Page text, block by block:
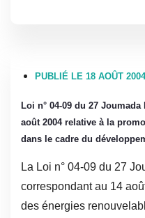
PUBLIÉ LE 18 AOÛT 2004
Loi n° 04-09 du 27
août 2004 relative à la
dans le cadre du
La Loi n° 04-09 du 27
correspondant au 14
des énergies